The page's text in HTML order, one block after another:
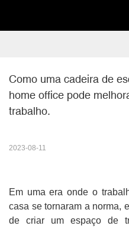
Como uma cadeira de
home office pode
trabalho.
2023-08-11
Em uma era onde o
casa se tornaram a norma,
de criar um espaço de